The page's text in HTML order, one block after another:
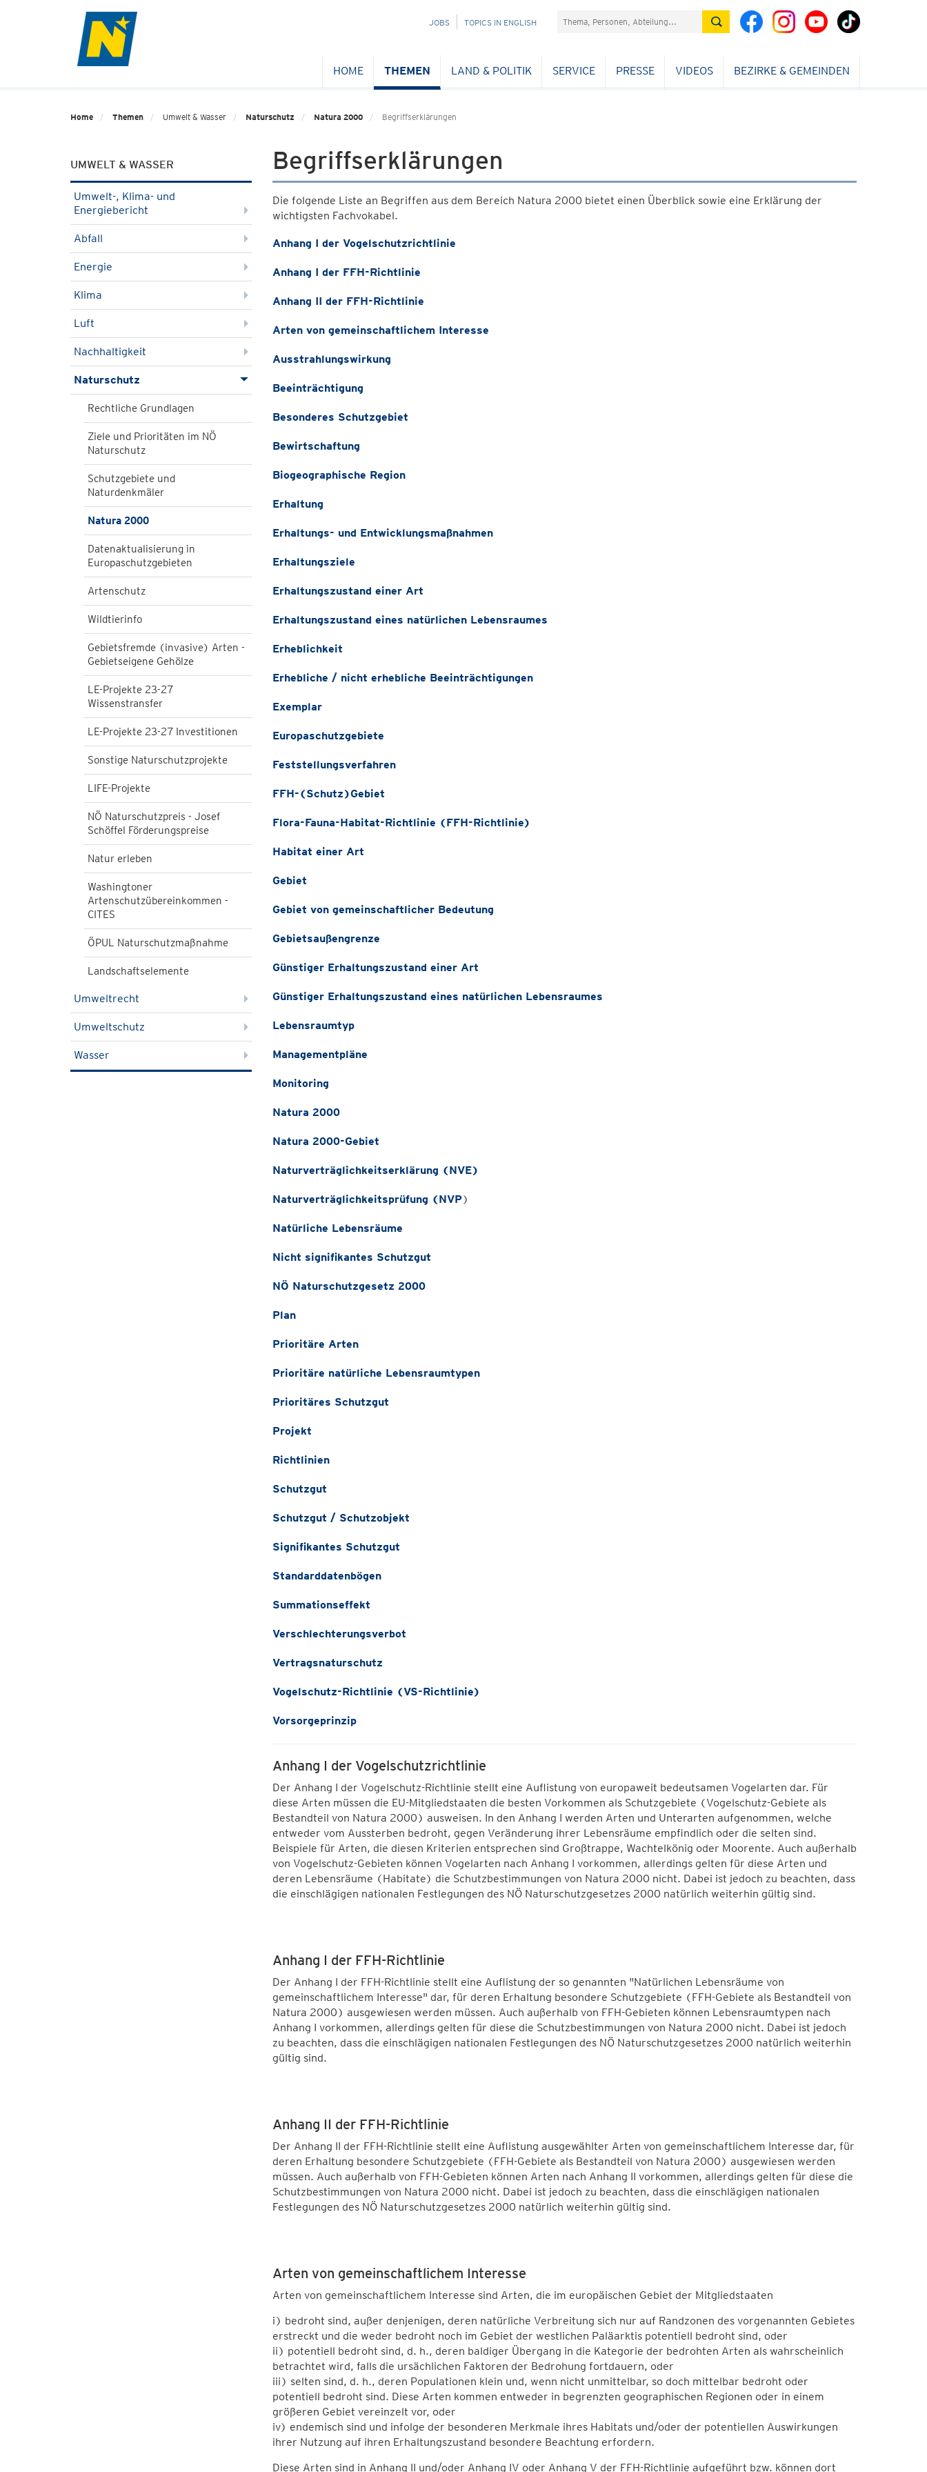
NAVIGATION
JOBS TOPICS IN ENGLISH Suchefeld
HOME THEMEN LAND & POLITIK SERVICE PRESSE VIDEOS BEZIRKE & GEMEINDEN
Home Themen Umwelt & Wasser Naturschutz Natura 2000 Begriffserklärungen
UMWELT & WASSER
Umwelt-, Klima- und
Energiebericht
Abfall
Energie
Klima
Luft
Nachhaltigkeit
Naturschutz
Rechtliche Grundlagen
Ziele und Prioritäten im NÖ
Naturschutz
Schutzgebiete und
Naturdenkmäler
Natura 2000
Datenaktualisierung in
Europaschutzgebieten
Artenschutz
Wildtierinfo
Gebietsfremde (invasive) Arten -
Gebietseigene Gehölze
LE-Projekte 23-27
Wissenstransfer
LE-Projekte 23-27 Investitionen
Sonstige Naturschutzprojekte
LIFE-Projekte
NÖ Naturschutzpreis - Josef
Schöffel Förderungspreise
Natur erleben
Washingtoner
Artenschutzübereinkommen -
CITES
ÖPUL Naturschutzmaßnahme
Landschaftselemente
Umweltrecht
Umweltschutz
Wasser
Begriffserklärungen
Die folgende Liste an Begriffen aus dem Bereich Natura 2000 bietet einen Überblick sowie eine Erklärung der
wichtigsten Fachvokabel.
Anhang I der Vogelschutzrichtlinie
Anhang I der FFH-Richtlinie
Anhang II der FFH-Richtlinie
Arten von gemeinschaftlichem Interesse
Ausstrahlungswirkung
Beeinträchtigung
Besonderes Schutzgebiet
Bewirtschaftung
Biogeographische Region
Erhaltung
Erhaltungs- und Entwicklungsmaßnahmen
Erhaltungsziele
Erhaltungszustand einer Art
Erhaltungszustand eines natürlichen Lebensraumes
Erheblichkeit
Erhebliche / nicht erhebliche Beeinträchtigungen
Exemplar
Europaschutzgebiete
Feststellungsverfahren
FFH-(Schutz)Gebiet
Flora-Fauna-Habitat-Richtlinie (FFH-Richtlinie)
Habitat einer Art
Gebiet
Gebiet von gemeinschaftlicher Bedeutung
Gebietsaußengrenze
Günstiger Erhaltungszustand einer Art
Günstiger Erhaltungszustand eines natürlichen Lebensraumes
Lebensraumtyp
Managementpläne
Monitoring
Natura 2000
Natura 2000-Gebiet
Naturverträglichkeitserklärung (NVE)
Naturverträglichkeitsprüfung (NVP)
Natürliche Lebensräume
Nicht signifikantes Schutzgut
NÖ Naturschutzgesetz 2000
Plan
Prioritäre Arten
Prioritäre natürliche Lebensraumtypen
Prioritäres Schutzgut
Projekt
Richtlinien
Schutzgut
Schutzgut / Schutzobjekt
Signifikantes Schutzgut
Standarddatenbögen
Summationseffekt
Verschlechterungsverbot
Vertragsnaturschutz
Vogelschutz-Richtlinie (VS-Richtlinie)
Vorsorgeprinzip
Anhang I der Vogelschutzrichtlinie
Der Anhang I der Vogelschutz-Richtlinie stellt eine Auflistung von europaweit bedeutsamen Vogelarten dar. Für
diese Arten müssen die EU-Mitgliedstaaten die besten Vorkommen als Schutzgebiete (Vogelschutz-Gebiete als
Bestandteil von Natura 2000) ausweisen. In den Anhang I werden Arten und Unterarten aufgenommen, welche
entweder vom Aussterben bedroht, gegen Veränderung ihrer Lebensräume empfindlich oder die selten sind.
Beispiele für Arten, die diesen Kriterien entsprechen sind Großtrappe, Wachtelkönig oder Moorente. Auch außerhalb
von Vogelschutz-Gebieten können Vogelarten nach Anhang I vorkommen, allerdings gelten für diese Arten und
deren Lebensräume (Habitate) die Schutzbestimmungen von Natura 2000 nicht. Dabei ist jedoch zu beachten, dass
die einschlägigen nationalen Festlegungen des NÖ Naturschutzgesetzes 2000 natürlich weiterhin gültig sind.
Anhang I der FFH-Richtlinie
Der Anhang I der FFH-Richtlinie stellt eine Auflistung der so genannten "Natürlichen Lebensräume von
gemeinschaftlichem Interesse" dar, für deren Erhaltung besondere Schutzgebiete (FFH-Gebiete als Bestandteil von
Natura 2000) ausgewiesen werden müssen. Auch außerhalb von FFH-Gebieten können Lebensraumtypen nach
Anhang I vorkommen, allerdings gelten für diese die Schutzbestimmungen von Natura 2000 nicht. Dabei ist jedoch
zu beachten, dass die einschlägigen nationalen Festlegungen des NÖ Naturschutzgesetzes 2000 natürlich weiterhin
gültig sind.
Anhang II der FFH-Richtlinie
Der Anhang II der FFH-Richtlinie stellt eine Auflistung ausgewählter Arten von gemeinschaftlichem Interesse dar, für
deren Erhaltung besondere Schutzgebiete (FFH-Gebiete als Bestandteil von Natura 2000) ausgewiesen werden
müssen. Auch außerhalb von FFH-Gebieten können Arten nach Anhang II vorkommen, allerdings gelten für diese die
Schutzbestimmungen von Natura 2000 nicht. Dabei ist jedoch zu beachten, dass die einschlägigen nationalen
Festlegungen des NÖ Naturschutzgesetzes 2000 natürlich weiterhin gültig sind.
Arten von gemeinschaftlichem Interesse
Arten von gemeinschaftlichem Interesse sind Arten, die im europäischen Gebiet der Mitgliedstaaten
i) bedroht sind, außer denjenigen, deren natürliche Verbreitung sich nur auf Randzonen des vorgenannten Gebietes
erstreckt und die weder bedroht noch im Gebiet der westlichen Paläarktis potentiell bedroht sind, oder
ii) potentiell bedroht sind, d. h., deren baldiger Übergang in die Kategorie der bedrohten Arten als wahrscheinlich
betrachtet wird, falls die ursächlichen Faktoren der Bedrohung fortdauern, oder
iii) selten sind, d. h., deren Populationen klein und, wenn nicht unmittelbar, so doch mittelbar bedroht oder
potentiell bedroht sind. Diese Arten kommen entweder in begrenzten geographischen Regionen oder in einem
größeren Gebiet vereinzelt vor, oder
iv) endemisch sind und infolge der besonderen Merkmale ihres Habitats und/oder der potentiellen Auswirkungen
ihrer Nutzung auf ihren Erhaltungszustand besondere Beachtung erfordern.
Diese Arten sind in Anhang II und/oder Anhang IV oder Anhang V der FFH-Richtlinie aufgeführt bzw. können dort